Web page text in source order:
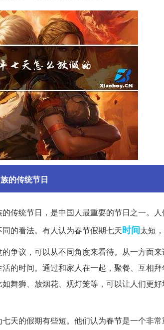
的传统节日
传统节日，是中国人最重要的节日之一。
的看法。有人认为春节假期七天时间太短
争议，可以从不同角度来看待。从一方面
的时间。通过和家人在一起，聚餐、互相
舞狮、放烟花、观灯笼等，可以让人们更
天的假期有些短。他们认为春节是一个非